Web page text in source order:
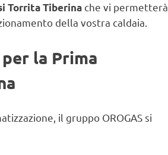
Torrita Tiberina che vi permetterà
della vostra caldaia.
la Prima
il gruppo OROGAS si